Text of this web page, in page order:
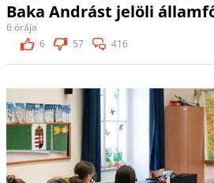
Baka Andrást jelöli
6 órája
6
57 416